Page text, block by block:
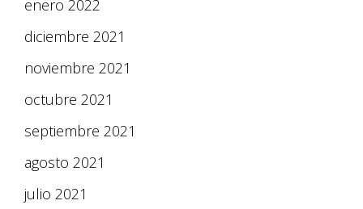
enero 2022
diciembre 2021
noviembre 2021
octubre 2021
septiembre 2021
agosto 2021
julio 2021